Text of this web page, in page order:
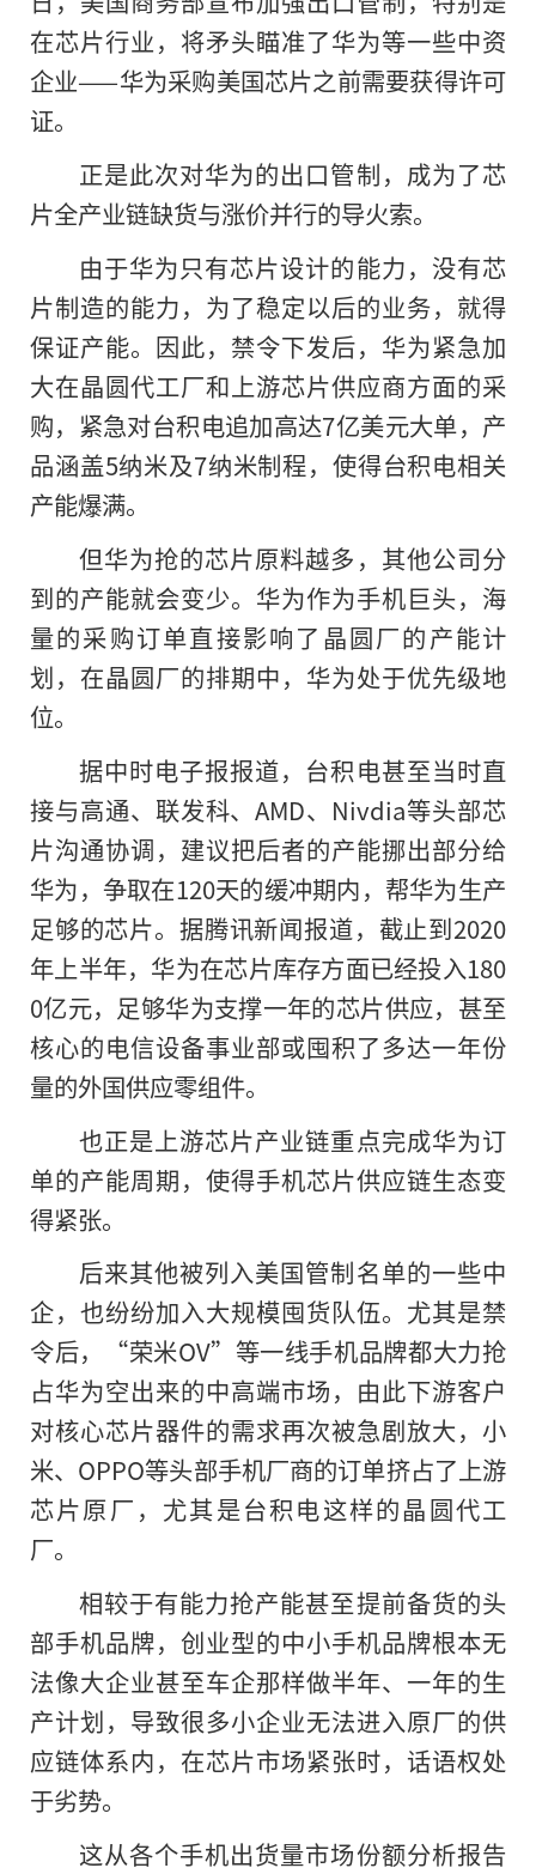
在芯片行业，将矛头瞄准了华为等一些中资
企业——华为采购美国芯片之前需要获得许可
证。
正是此次对华为的出口管制，成为了芯
片全产业链缺货与涨价并行的导火索。
由于华为只有芯片设计的能力，没有芯
片制造的能力，为了稳定以后的业务，就得
保证产能。因此，禁令下发后，华为紧急加
大在晶圆代工厂和上游芯片供应商方面的采
购，紧急对台积电追加高达7亿美元大单，产
品涵盖5纳米及7纳米制程，使得台积电相关
产能爆满。
但华为抢的芯片原料越多，其他公司分
到的产能就会变少。华为作为手机巨头，海
量的采购订单直接影响了晶圆厂的产能计
划，在晶圆厂的排期中，华为处于优先级地
位。
据中时电子报报道，台积电甚至当时直
接与高通、联发科、AMD、Nivdia等头部芯
片沟通协调，建议把后者的产能挪出部分给
华为，争取在120天的缓冲期内，帮华为生产
足够的芯片。据腾讯新闻报道，截止到2020
年上半年，华为在芯片库存方面已经投入180
0亿元，足够华为支撑一年的芯片供应，甚至
核心的电信设备事业部或囤积了多达一年份
量的外国供应零组件。
也正是上游芯片产业链重点完成华为订
单的产能周期，使得手机芯片供应链生态变
得紧张。
后来其他被列入美国管制名单的一些中
企，也纷纷加入大规模囤货队伍。尤其是禁
令后，“荣米OV”等一线手机品牌都大力抢
占华为空出来的中高端市场，由此下游客户
对核心芯片器件的需求再次被急剧放大，小
米、OPPO等头部手机厂商的订单挤占了上游
芯片原厂，尤其是台积电这样的晶圆代工
厂。
相较于有能力抢产能甚至提前备货的头
部手机品牌，创业型的中小手机品牌根本无
法像大企业甚至车企那样做半年、一年的生
产计划，导致很多小企业无法进入原厂的供
应链体系内，在芯片市场紧张时，话语权处
于劣势。
这从各个手机出货量市场份额分析报告